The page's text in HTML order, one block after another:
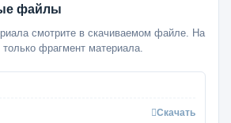
файлы
смотрите в скачиваемом файле. На
только фрагмент материала.
Скачать